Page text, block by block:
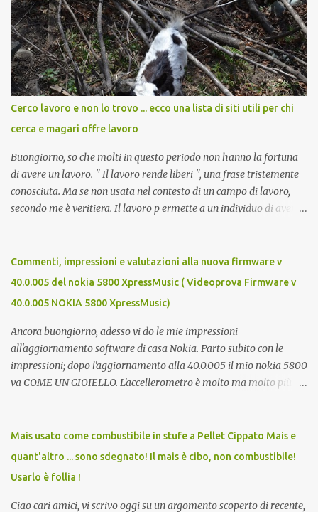
n
t
i
Cerco lavoro e non lo trovo ... ecco una lista di siti utili per chi
cerca e magari offre lavoro
Buongiorno, so che molti in questo periodo non hanno la fortuna
di avere un lavoro. " Il lavoro rende liberi ", una frase tristemente
conosciuta. Ma se non usata nel contesto di un campo di lavoro,
secondo me è veritiera. Il lavoro p ermette a un individuo di avere
libertà. Mi auguro dunque questo elenco possa essere d'aiuto.
Buona fortuna a tutti e buona giornata, Luca Zecca Jooble Trovit
CercoLavoro.com Motore Lavoro Subito.it (Sezione OFFERTE DI
LAVORO) Info Jobs
Commenti, impressioni e valutazioni alla nuova firmware v
40.0.005 del nokia 5800 XpressMusic ( Videoprova Firmware v
40.0.005 NOKIA 5800 XpressMusic)
Ancora buongiorno, adesso vi do le mie impressioni
all'aggiornamento software di casa Nokia. Parto subito con le
impressioni; dopo l'aggiornamento alla 40.0.005 il mio nokia 5800
va COME UN GIOIELLO. L'accellerometro è molto ma molto più
possono aggiungere più foto di persone e quindi più contatti
direttamente sulla home. Parere totalemente positivo,
allora un video del nokia aggiornato... Buona visione e ancora
buona domenica, Luca Zecca Ecco i miglioramenti apportati
Mais usato come combustibile in stufe a Pellet Cippato Mais e
quant'altro ... sono sdegnato! Il mais è cibo, non combustibile!
Usarlo è follia !
Ciao cari amici, vi scrivo oggi su un argomento scoperto di recente,